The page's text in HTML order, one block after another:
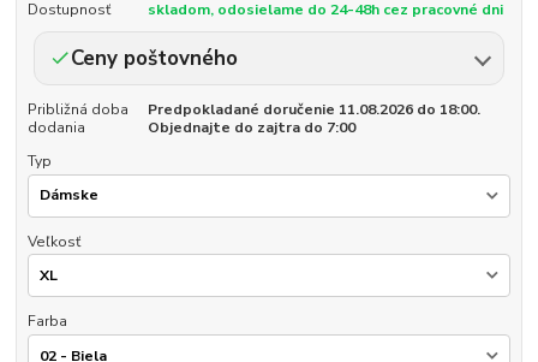
Dostupnosť skladom, odosielame do 24-48h cez pracovné dni
Ceny poštovného
Približná doba
dodania
Predpokladané doručenie 11.08.2026 do 18:00.
Objednajte do zajtra do 7:00
Typ
Veľkosť
Farba